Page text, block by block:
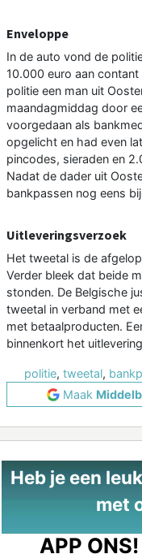
Enveloppe
In de auto vond de
10.000 euro aan
politie een man uit
maandagmiddag door
voorgedaan als
opgelicht en had even
pincodes, sieraden en
Nadat de dader uit
bankpassen nog eens
Uitleveringsverzoek
Het tweetal is de
Verder bleek dat beide
stonden. De Belgische
tweetal in verband met
met betaalproducten.
binnenkort het
politie, tweetal,
Maak
Heb je een
met
APP ONS!